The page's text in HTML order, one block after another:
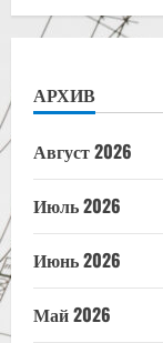
АРХИВ
Август 2026
Июль 2026
Июнь 2026
Май 2026